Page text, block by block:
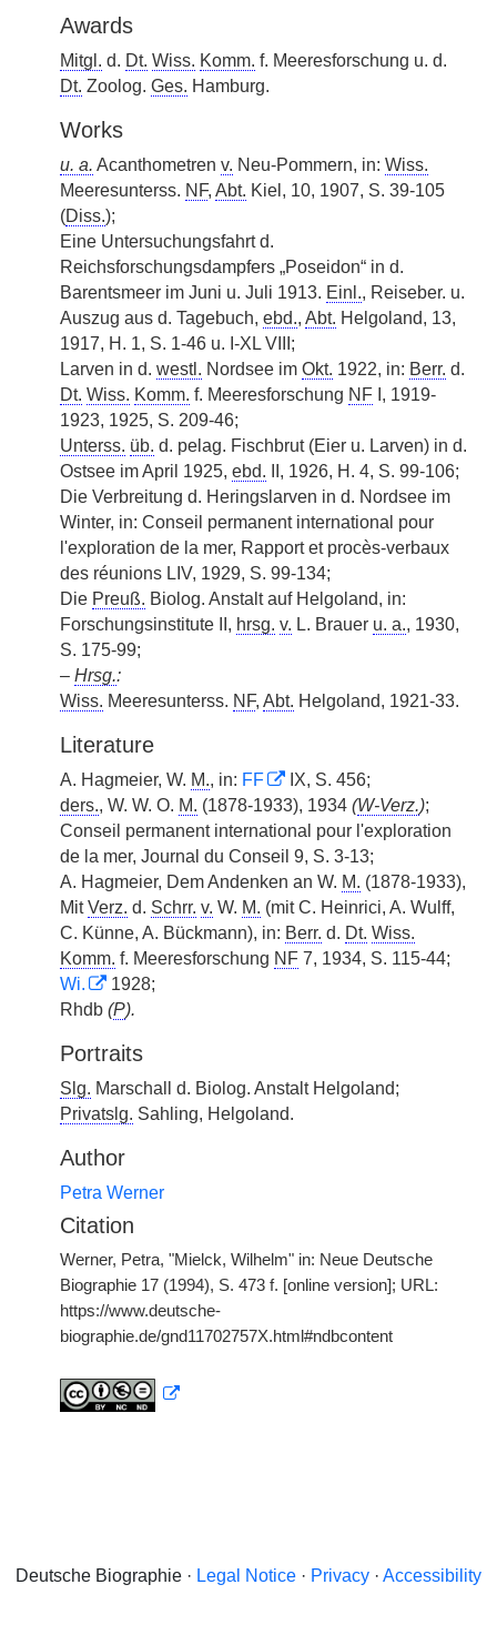
Awards
Mitgl. d. Dt. Wiss. Komm. f. Meeresforschung u. d.
Dt. Zoolog. Ges. Hamburg.
Works
u. a. Acanthometren v. Neu-Pommern, in: Wiss.
Meeresunterss. NF, Abt. Kiel, 10, 1907, S. 39-105
(Diss.);
Eine Untersuchungsfahrt d.
Reichsforschungsdampfers „Poseidon“ in d.
Barentsmeer im Juni u. Juli 1913. Einl., Reiseber. u.
Auszug aus d. Tagebuch, ebd., Abt. Helgoland, 13,
1917, H. 1, S. 1-46 u. I-XL VIII;
Larven in d. westl. Nordsee im Okt. 1922, in: Berr. d.
Dt. Wiss. Komm. f. Meeresforschung NF I, 1919-
1923, 1925, S. 209-46;
Unterss. üb. d. pelag. Fischbrut (Eier u. Larven) in d.
Ostsee im April 1925, ebd. II, 1926, H. 4, S. 99-106;
Die Verbreitung d. Heringslarven in d. Nordsee im
Winter, in: Conseil permanent international pour
l'exploration de la mer, Rapport et procès-verbaux
des réunions LIV, 1929, S. 99-134;
Die Preuß. Biolog. Anstalt auf Helgoland, in:
Forschungsinstitute II, hrsg. v. L. Brauer u. a., 1930,
S. 175-99;
– Hrsg.:
Wiss. Meeresunterss. NF, Abt. Helgoland, 1921-33.
Literature
A. Hagmeier, W. M., in: FF
IX, S. 456;
ders., W. W. O. M. (1878-1933), 1934 (W-Verz.);
Conseil permanent international pour l'exploration
de la mer, Journal du Conseil 9, S. 3-13;
A. Hagmeier, Dem Andenken an W. M. (1878-1933),
MitVerz. d. Schrr. v. W. M. (mit C. Heinrici, A. Wulff,
C. Künne, A. Bückmann), in: Berr. d. Dt. Wiss.
Komm. f. Meeresforschung NF 7, 1934, S. 115-44;
Wi.
1928;
Rhdb (P).
Portraits
Slg. Marschall d. Biolog. Anstalt Helgoland;
Privatslg. Sahling, Helgoland.
Author
Petra Werner
Citation
Werner, Petra, "Mielck, Wilhelm" in: Neue Deutsche
Biographie 17 (1994), S. 473 f. [online version]; URL:
https://www.deutsche-
biographie.de/gnd11702757X.html#ndbcontent
Deutsche Biographie · Legal Notice · Privacy · Accessibility